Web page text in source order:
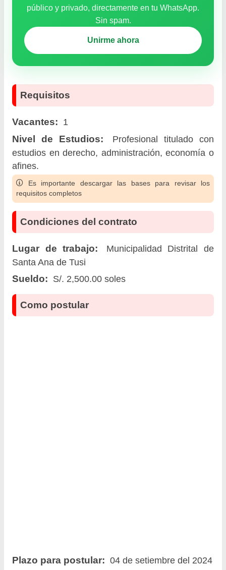
público y privado, directamente en tu WhatsApp.
Sin spam.
Unirme ahora
Requisitos
Vacantes: 1
Nivel de Estudios:
Profesional titulado con
estudios en derecho, administración, economía o
afines.
Es importante descargar las bases para revisar los
requisitos completos
Condiciones del contrato
Lugar de trabajo:
Municipalidad Distrital de
Santa Ana de Tusi
Sueldo: S/. 2,500.00 soles
Como postular
Plazo para postular: 04 de setiembre del 2024